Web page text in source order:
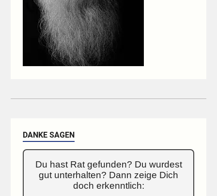
DANKE SAGEN
Du hast Rat gefunden? Du wurdest
gut unterhalten? Dann zeige Dich
doch erkenntlich: